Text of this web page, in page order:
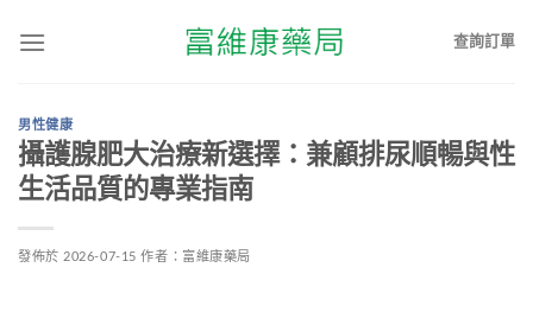
查詢訂單
男性健康
攝護腺肥大治療新選擇：兼顧排尿順暢與性
生活品質的專業指南
發佈於 2026-07-15 作者： 富維康藥局